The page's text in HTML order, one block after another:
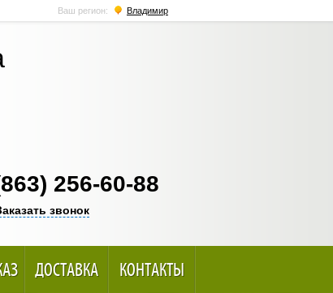
Ваш регион: Владимир
256-60-88
звонок
ДОСТАВКА КОНТАКТЫ